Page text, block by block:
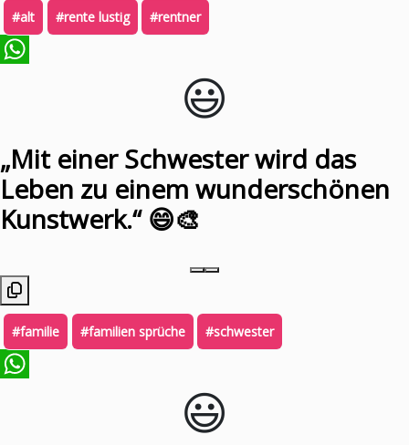
#alt #rente lustig #rentner
😃️
„Mit einer Schwester wird das
Leben zu einem wunderschönen
Kunstwerk.“ 😄🎨
#familie #familien sprüche #schwester
😃️